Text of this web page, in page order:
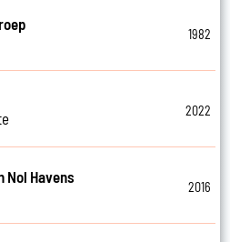
1982
2022
Nol Havens
2016